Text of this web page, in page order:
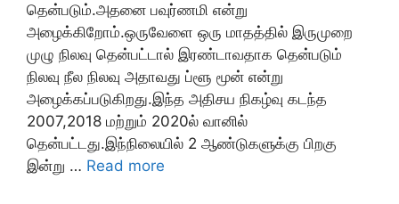
தென்படும்.அதனை பவுர்ணமி என்று
அழைக்கிறோம்.ஒருவேளை ஒரு மாதத்தில் இருமுறை
முழு நிலவு தென்பட்டால் இரண்டாவதாக தென்படும்
நிலவு நீல நிலவு அதாவது ப்ளூ மூன் என்று
அழைக்கப்படுகிறது.இந்த அதிசய நிகழ்வு கடந்த
2007,2018 மற்றும் 2020ல் வானில்
தென்பட்டது.இந்நிலையில் 2 ஆண்டுகளுக்கு பிறகு
இன்று … Read more